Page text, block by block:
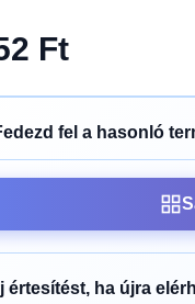
Ft
fel a hasonló
értesítést, ha újra